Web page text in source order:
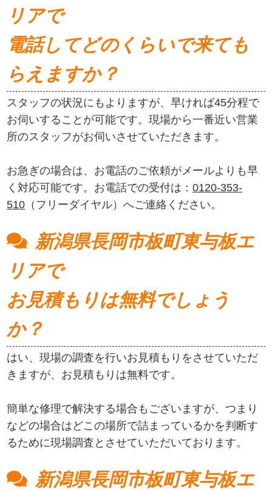
リアで
電話してどのくらいで来ても
らえますか？
スタッフの状況にもよりますが、早ければ45分程で
お伺いすることが可能です。現場から一番近い営業
所のスタッフがお伺いさせていただきます。
お急ぎの場合は、お電話のご依頼がメールよりも早
く対応可能です。お電話での受付は：0120-353-
510 （フリーダイヤル）へご連絡ください。
新潟県長岡市板町東与板エ
リアで
お見積もりは無料でしょう
か？
はい、現場の調査を行いお見積もりをさせていただ
きますが、お見積もりは無料です。
簡単な修理で解決する場合もございますが、つまり
などの場合はどこの場所で詰まっているかを判断す
るために現場調査とさせていただいております。
新潟県長岡市板町東与板エ